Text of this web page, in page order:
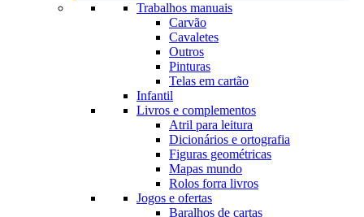
Trabalhos manuais
Carvão
Cavaletes
Outros
Pinturas
Telas em cartão
Infantil
Livros e complementos
Atril para leitura
Dicionários e ortografia
Figuras geométricas
Mapas mundo
Rolos forra livros
Jogos e ofertas
Baralhos de cartas